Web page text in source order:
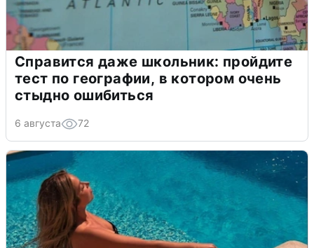
Справится даже школьник: пройдите
тест по географии, в котором очень
стыдно ошибиться
6 августа 72